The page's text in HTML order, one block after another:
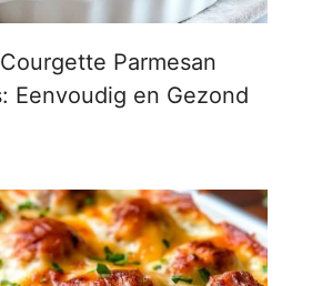
Parmesan
Eenvoudig en Gezond